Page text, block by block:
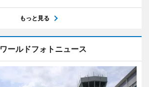
もっと見る
ワールドフォトニュース